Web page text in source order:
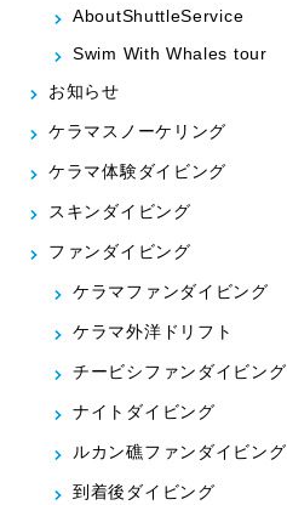
AboutShuttleService
Swim With Whales tour
お知らせ
ケラマスノーケリング
ケラマ体験ダイビング
スキンダイビング
ファンダイビング
ケラマファンダイビング
ケラマ外洋ドリフト
チービシファンダイビング
ナイトダイビング
ルカン礁ファンダイビング
到着後ダイビング